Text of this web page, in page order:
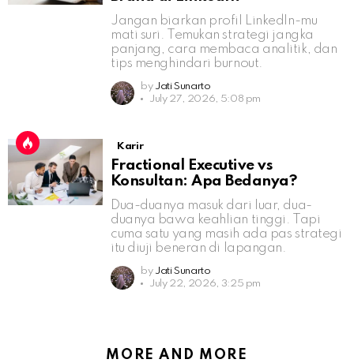
Jangan biarkan profil LinkedIn-mu
mati suri. Temukan strategi jangka
panjang, cara membaca analitik, dan
tips menghindari burnout.
by Jati Sunarto
July 27, 2026, 5:08 pm
Karir
Fractional Executive vs
Konsultan: Apa Bedanya?
Dua-duanya masuk dari luar, dua-
duanya bawa keahlian tinggi. Tapi
cuma satu yang masih ada pas strategi
itu diuji beneran di lapangan.
by Jati Sunarto
July 22, 2026, 3:25 pm
MORE AND MORE